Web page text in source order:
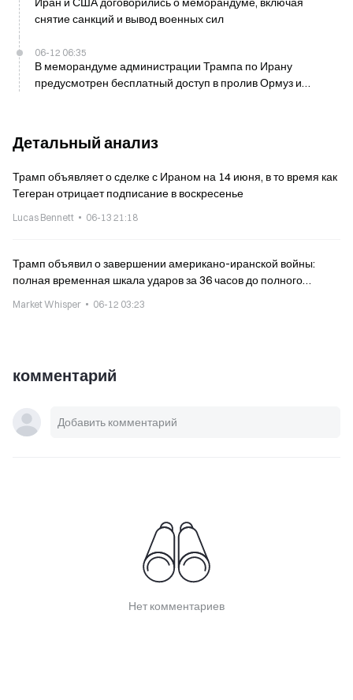
снятие санкций и вывод военных сил
06-12 06:35
В меморандуме администрации Трампа по Ирану
предусмотрен бесплатный доступ в пролив Ормуз и
Детальный анализ
Трамп объявляет о сделке с Ираном на 14 июня, в то время как
Тегеран отрицает подписание в воскресенье
Lucas Bennett 06-13 21:18
Трамп объявил о завершении американо-иранской войны:
полная временная шкала ударов за 36 часов до полного
Market Whisper 06-12 03:23
комментарий
Нет комментариев